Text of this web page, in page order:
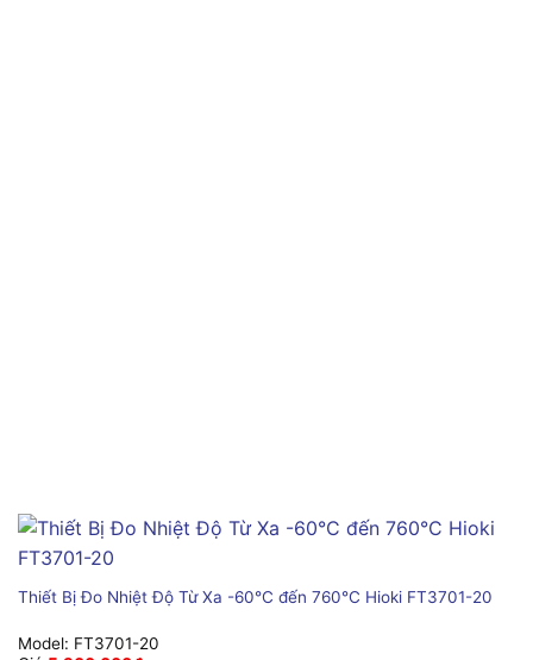
Thiết Bị Đo Nhiệt Độ Từ Xa -60°C đến 760°C Hioki FT3701-20
Model: FT3701-20